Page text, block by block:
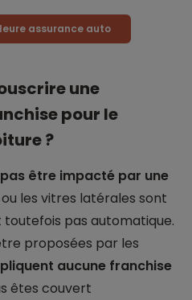
assurance auto
une
pour le
?
être impacté par une
les vitres latérales sont
toutefois pas automatique.
proposées par les
aucune franchise
êtes couvert